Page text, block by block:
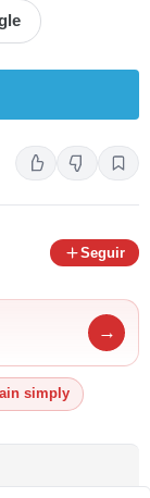
Seguir
→
simply